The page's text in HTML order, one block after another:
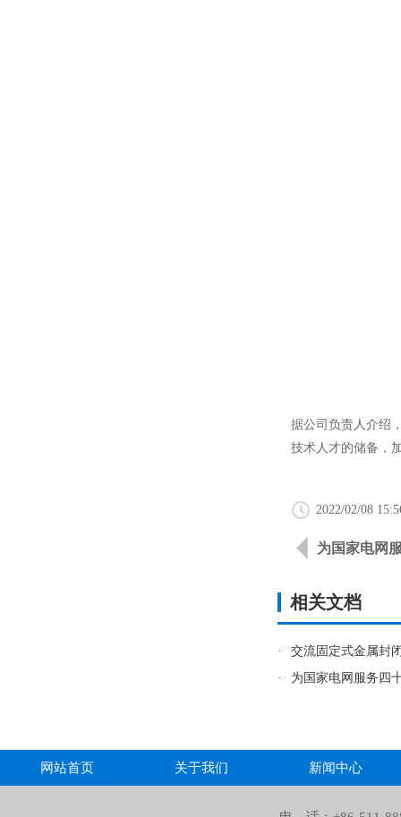
据公司负责人介绍
技术人才的储备，
2022/02/08
为国家电网
相关文档
·
交流固定式金属封
·
为国家电网服务四
网站首页 关于我们 新闻中心